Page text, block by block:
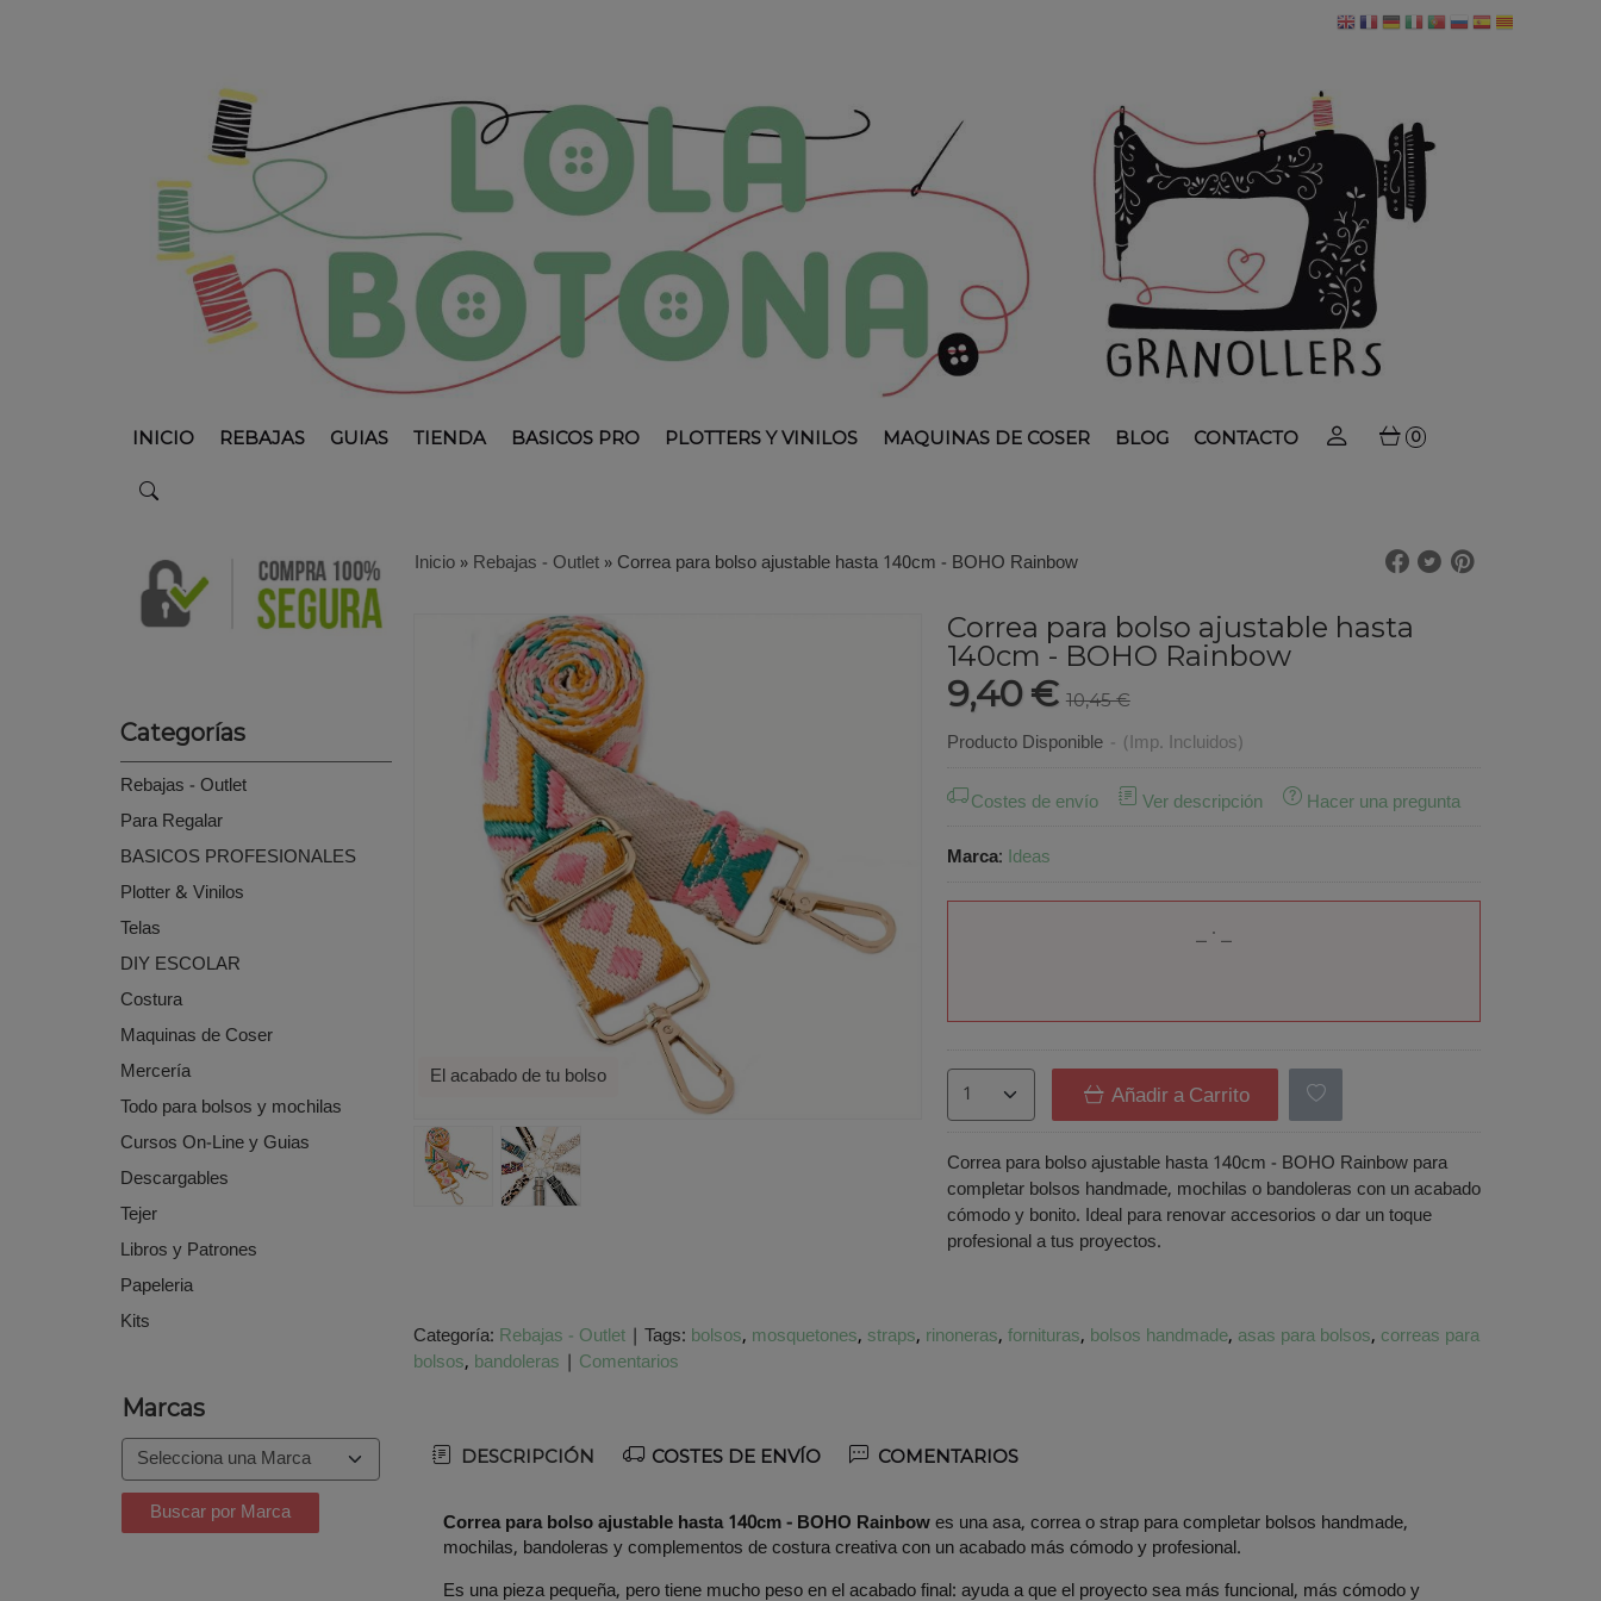
INICIO REBAJAS GUIAS TIENDA BASICOS PRO PLOTTERS Y VINILOS MAQUINAS DE COSER BLOG CONTACTO 0
Categorías
Rebajas - Outlet
Para Regalar
BASICOS PROFESIONALES
Plotter & Vinilos
Telas
DIY ESCOLAR
Costura
Maquinas de Coser
Mercería
Todo para bolsos y mochilas
Cursos On-Line y Guias
Descargables
Tejer
Libros y Patrones
Papeleria
Kits
Marcas
Inicio»Rebajas - Outlet»Correa para bolso ajustable hasta 140cm - BOHO Rainbow
El acabado de tu bolso
Correa para bolso ajustable hasta
140cm - BOHO Rainbow
9,40 € 10,45 €
Producto Disponible - (Imp. Incluidos)
Costes de envío
Ver descripción
Hacer una pregunta
Marca: Ideas
Añadir a Carrito
Correa para bolso ajustable hasta 140cm - BOHO Rainbow para
completar bolsos handmade, mochilas o bandoleras con un acabado
cómodo y bonito. Ideal para renovar accesorios o dar un toque
profesional a tus proyectos.
Categoría: Rebajas - Outlet| Tags: bolsos mosquetones straps rinoneras fornituras bolsos handmade asas para bolsos correas para
bolsos bandoleras | Comentarios
DESCRIPCIÓN COSTES DE ENVÍO COMENTARIOS
Correa para bolso ajustable hasta 140cm - BOHO Rainbowes una asa, correa o strap para completar bolsos handmade,
mochilas, bandoleras y complementos de costura creativa con un acabado más cómodo y profesional.
Es una pieza pequeña, pero tiene mucho peso en el acabado final: ayuda a que el proyecto sea más funcional, más cómodo y